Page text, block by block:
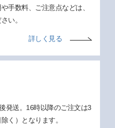
手数料、ご注意点などは、
い。
詳しく見る
発送。16時以降のご注文は3
く）となります。